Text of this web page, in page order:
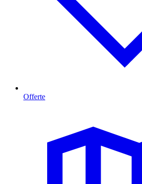
Offerte